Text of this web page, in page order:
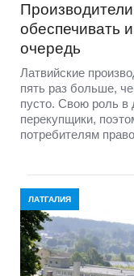
обеспечивать
очередь
Латвийские
пять раз больше,
пусто. Свою роль в
перекупщики,
потребителям
ЛАТГАЛИЯ